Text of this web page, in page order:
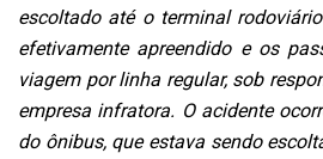
escoltado até o terminal
efetivamente apreendido e os
viagem por linha regular, sob
empresa infratora. O acidente
do ônibus, que estava sendo